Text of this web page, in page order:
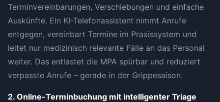
Terminvereinbarungen, Verschiebungen und einfache
Auskünfte. Ein KI-Telefonassistent nimmt Anrufe
entgegen, vereinbart Termine im Praxissystem und
leitet nur medizinisch relevante Fälle an das Personal
weiter. Das entlastet die MPA spürbar und reduziert
verpasste Anrufe – gerade in der Grippesaison.
2. Online-Terminbuchung mit intelligenter Triage